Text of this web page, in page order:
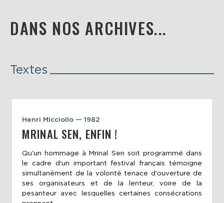
DANS NOS ARCHIVES...
Textes
Henri Micciollo — 1982
MRINAL SEN, ENFIN !
Qu'un hommage à Mrinal Sen soit programmé dans
le cadre d'un important festival français témoigne
simultanément de la volonté tenace d'ouverture de
ses organisateurs et de la lenteur, voire de la
pesanteur avec lesquelles certaines consécrations